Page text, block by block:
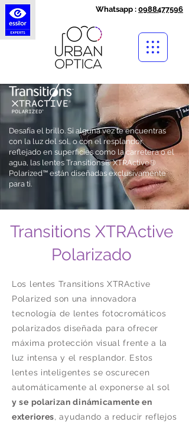
Whatsapp : 0988477596
Desafía el brillo. Si alguna vez te encuentras
con la luz del sol, o con el resplandor
reflejado en superficies como la carretera o el
agua, las lentes Transitions® XTRActive®
Polarized™ están diseñadas exclusivamente
para ti.
Transitions XTRActive
Polarizado
Los lentes Transitions XTRActive
Polarized son una innovadora
tecnología de lentes fotocromáticos
polarizados diseñada para ofrecer
máxima protección visual frente a la
luz intensa y el resplandor. Estos
lentes inteligentes se oscurecen
automáticamente al exponerse al sol
y se polarizan dinámicamente en
exteriores, ayudando a reducir reflejos